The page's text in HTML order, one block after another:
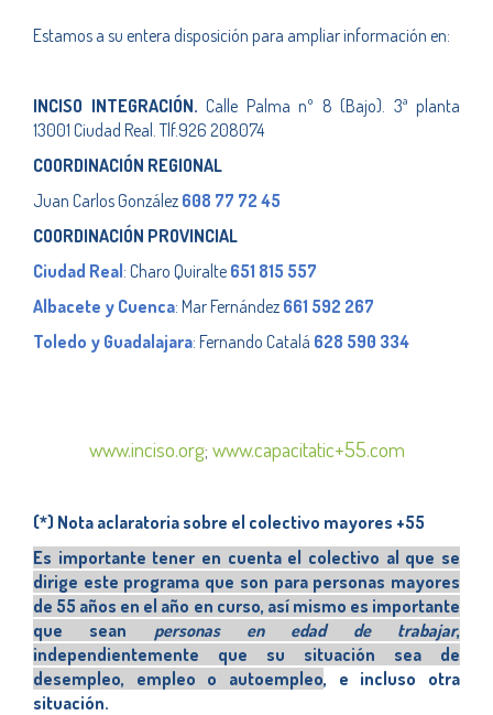
Estamos a su entera disposición para ampliar información en:
INCISO INTEGRACIÓN. Calle Palma nº 8 (Bajo). 3ª planta
13001 Ciudad Real. Tlf.926 208074
COORDINACIÓN REGIONAL
Juan Carlos González 608 77 72 45
COORDINACIÓN PROVINCIAL
Ciudad Real: Charo Quiralte 651 815 557
Albacete y Cuenca: Mar Fernández 661 592 267
Toledo y Guadalajara: Fernando Catalá 628 590 334
www.inciso.org; www.capacitatic+55.com
(*) Nota aclaratoria sobre el colectivo mayores +55
Es importante tener en cuenta el colectivo al que se
dirige este programa que son para personas mayores
de 55 años en el año en curso, así mismo es importante
que sean personas en edad de trabajar,
independientemente que su situación sea de
desempleo, empleo o autoempleo, e incluso otra
situación.